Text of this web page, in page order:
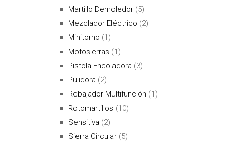
Martillo Demoledor (5)
Mezclador Eléctrico (2)
Minitorno (1)
Motosierras (1)
Pistola Encoladora (3)
Pulidora (2)
Rebajador Multifunción (1)
Rotomartillos (10)
Sensitiva (2)
Sierra Circular (5)